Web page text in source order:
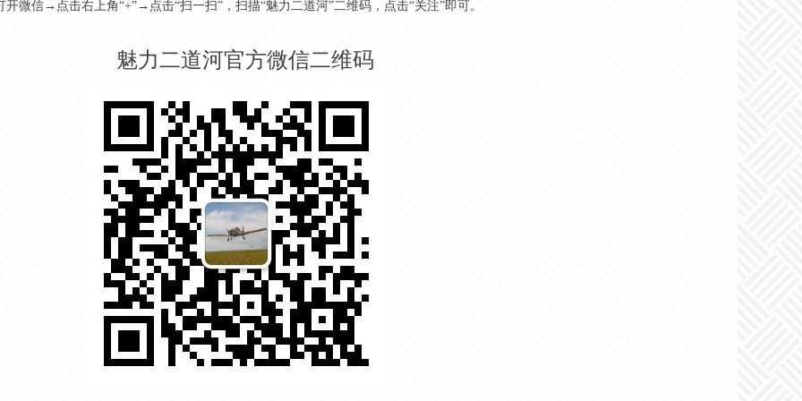
开微信→点击右上角“+”→点击“扫一扫”，扫描“魅力二道河”二维码，点击“关注”即可。
魅力二道河官方微信二维码